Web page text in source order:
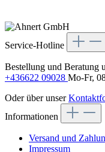
Service-Hotline
Bestellung und Beratung
+436622 09028 Mo-Fr,
Oder über unser
Informationen
Versand und
Impressum